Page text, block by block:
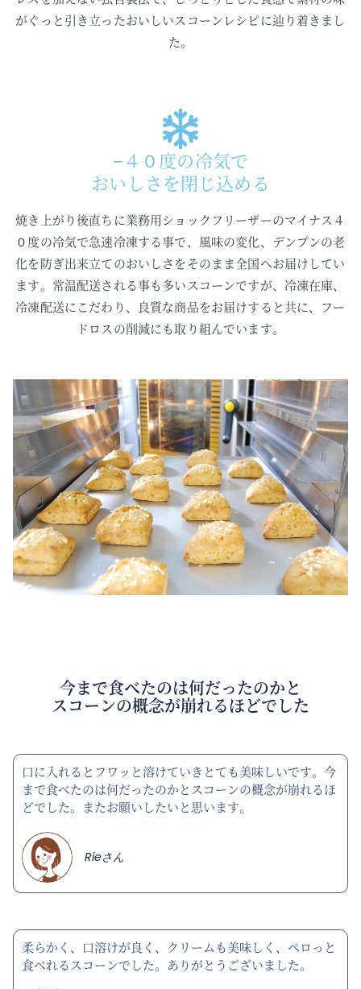
がぐっと引き立ったおいしいスコーンレシピに辿り着きまし
た。
−４０度の冷気で
おいしさを閉じ込める
焼き上がり後直ちに業務用ショックフリーザーのマイナス４
０度の冷気で急速冷凍する事で、風味の変化、デンプンの老
化を防ぎ出来立てのおいしさをそのまま全国へお届けしてい
ます。常温配送される事も多いスコーンですが、冷凍在庫、
冷凍配送にこだわり、良質な商品をお届けすると共に、フー
ドロスの削減にも取り組んでいます。
今まで食べたのは何だったのかと
スコーンの概念が崩れるほどでした
口に入れるとフワッと溶けていきとても美味しいです。今
まで食べたのは何だったのかとスコーンの概念が崩れるほ
どでした。またお願いしたいと思います。
Rieさん
柔らかく、口溶けが良く、クリームも美味しく、ペロっと
食べれるスコーンでした。ありがとうございました。